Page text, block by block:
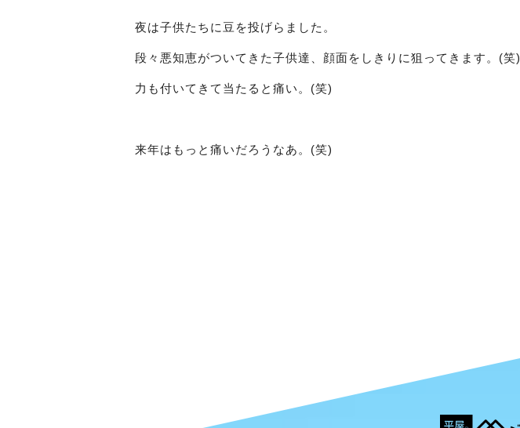
夜は子供たちに豆を投げらました。
段々悪知恵がついてきた子供達、顔面をしきりに狙ってきます。(笑)
力も付いてきて当たると痛い。(笑)
来年はもっと痛いだろうなあ。(笑)